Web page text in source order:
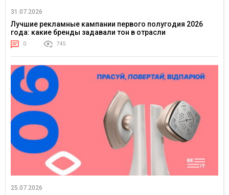
31.07.2026
Лучшие рекламные кампании первого полугодия 2026
года: какие бренды задавали тон в отрасли
0 745
25.07.2026